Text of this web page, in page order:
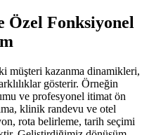
Fonksiyonel
müşteri kazanma dinamikleri,
gösterir. Örneğin
ve profesyonel itimat ön
klinik randevu ve otel
rota belirleme, tarih seçimi